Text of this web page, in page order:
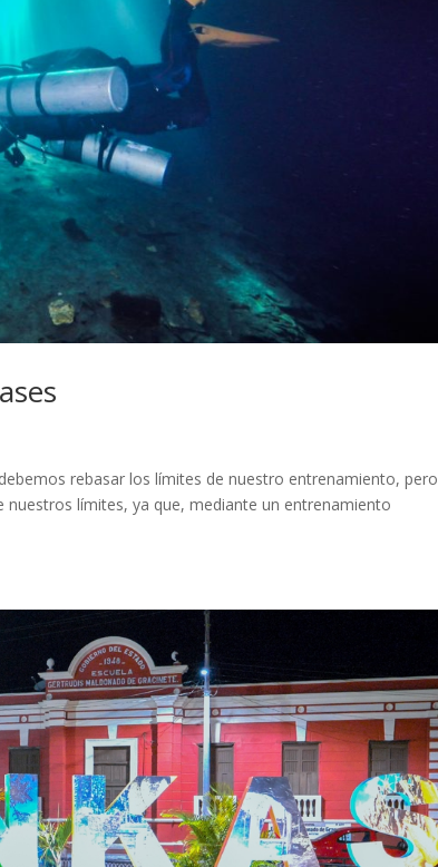
rebasar los límites de nuestro entrenamiento, pero
límites, ya que, mediante un entrenamiento